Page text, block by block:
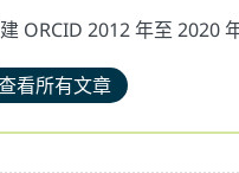
ORCID 2012 年至 2020
看所有文章